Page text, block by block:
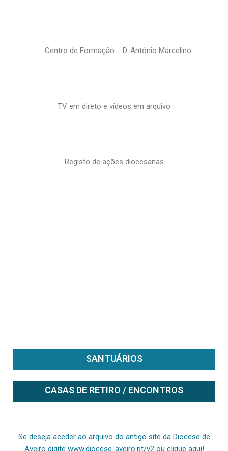
Centro de Formação D. António Marcelino
TV em direto e vídeos em arquivo
Registo de ações diocesanas
SANTUÁRIOS
CASAS DE RETIRO / ENCONTROS
Se deseja aceder ao arquivo do antigo site da Diocese de
Aveiro digite www.diocese-aveiro.pt/v2 ou clique aqui!